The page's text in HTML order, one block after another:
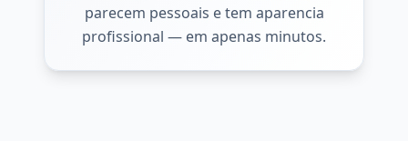
parecem pessoais e tem aparencia
profissional — em apenas minutos.